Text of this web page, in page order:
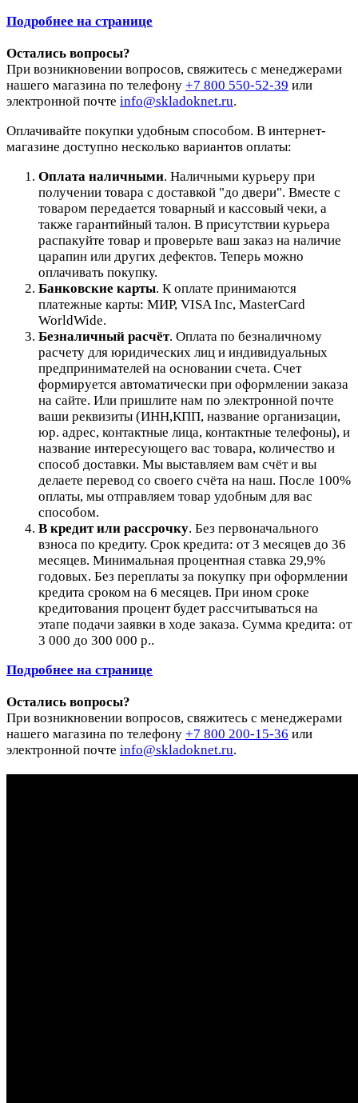
Подробнее на странице
Остались вопросы?
При возникновении вопросов, свяжитесь с менеджерами
нашего магазина по телефону +7 800 550-52-39 или
электронной почте info@skladoknet.ru.
Оплачивайте покупки удобным способом. В интернет-
магазине доступно несколько вариантов оплаты:
Оплата наличными. Наличными курьеру при
получении товара с доставкой "до двери". Вместе с
товаром передается товарный и кассовый чеки, а
также гарантийный талон. В присутствии курьера
распакуйте товар и проверьте ваш заказ на наличие
царапин или других дефектов. Теперь можно
оплачивать покупку.
Банковские карты. К оплате принимаются
платежные карты: МИР, VISA Inc, MasterCard
WorldWide.
Безналичный расчёт. Оплата по безналичному
расчету для юридических лиц и индивидуальных
предпринимателей на основании счета. Счет
формируется автоматически при оформлении заказа
на сайте. Или пришлите нам по электронной почте
ваши реквизиты (ИНН,КПП, название организации,
юр. адрес, контактные лица, контактные телефоны), и
название интересующего вас товара, количество и
способ доставки. Мы выставляем вам счёт и вы
делаете перевод со своего счёта на наш. После 100%
оплаты, мы отправляем товар удобным для вас
способом.
В кредит или рассрочку. Без первоначального
взноса по кредиту. Срок кредита: от 3 месяцев до 36
месяцев. Минимальная процентная ставка 29,9%
годовых. Без переплаты за покупку при оформлении
кредита сроком на 6 месяцев. При ином сроке
кредитования процент будет рассчитываться на
этапе подачи заявки в ходе заказа. Сумма кредита: от
3 000 до 300 000 р..
Подробнее на странице
Остались вопросы?
При возникновении вопросов, свяжитесь с менеджерами
нашего магазина по телефону +7 800 200-15-36 или
электронной почте info@skladoknet.ru.